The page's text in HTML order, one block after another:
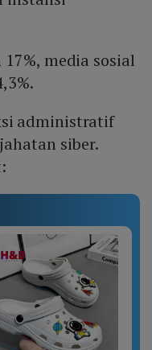
media sosial
administratif
siber.